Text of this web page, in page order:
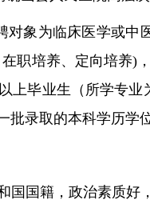
对象为临床医学或中
职培养、定向培养)
上毕业生（所学专
批录取的本科学历学
国国籍，政治素质